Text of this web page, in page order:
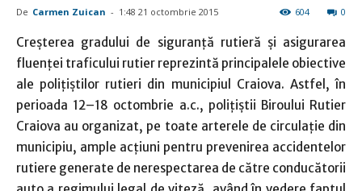
De Carmen Zuican - 1:48 21 octombrie 2015 0
604
Creşterea gradului de siguranţă rutieră şi asigurarea
fluenţei traficului rutier reprezintă principalele obiective
ale poliţiştilor rutieri din municipiul Craiova. Astfel, în
perioada 12–18 octombrie a.c., poliţiştii Biroului Rutier
Craiova au organizat, pe toate arterele de circulaţie din
municipiu, ample acţiuni pentru prevenirea accidentelor
rutiere generate de nerespectarea de către conducătorii